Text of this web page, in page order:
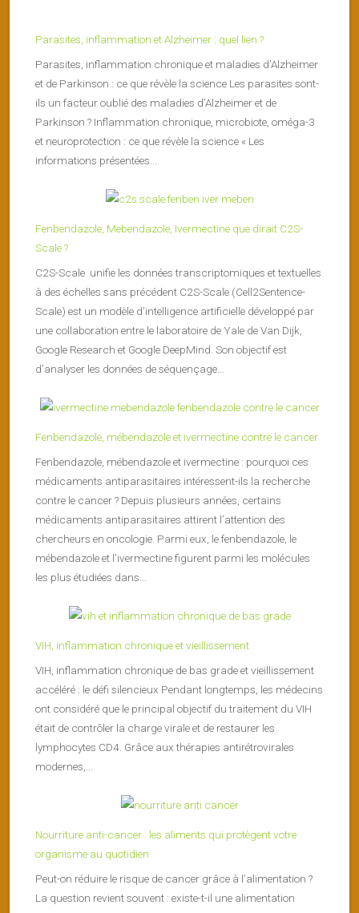
Parasites, inflammation et Alzheimer : quel lien ?
Parasites, inflammation chronique et maladies d’Alzheimer
et de Parkinson : ce que révèle la science Les parasites sont-
ils un facteur oublié des maladies d’Alzheimer et de
Parkinson ? Inflammation chronique, microbiote, oméga-3
et neuroprotection : ce que révèle la science « Les
informations présentées...
Fenbendazole, Mebendazole, Ivermectine que dirait C2S-
Scale ?
C2S-Scale unifie les données transcriptomiques et textuelles
à des échelles sans précédent C2S-Scale (Cell2Sentence-
Scale) est un modèle d’intelligence artificielle développé par
une collaboration entre le laboratoire de Yale de Van Dijk,
Google Research et Google DeepMind. Son objectif est
d’analyser les données de séquençage...
Fenbendazole, mébendazole et ivermectine contre le cancer
Fenbendazole, mébendazole et ivermectine : pourquoi ces
médicaments antiparasitaires intéressent-ils la recherche
contre le cancer ? Depuis plusieurs années, certains
médicaments antiparasitaires attirent l’attention des
chercheurs en oncologie. Parmi eux, le fenbendazole, le
mébendazole et l’ivermectine figurent parmi les molécules
les plus étudiées dans...
VIH, inflammation chronique et vieillissement
VIH, inflammation chronique de bas grade et vieillissement
accéléré : le défi silencieux Pendant longtemps, les médecins
ont considéré que le principal objectif du traitement du VIH
était de contrôler la charge virale et de restaurer les
lymphocytes CD4. Grâce aux thérapies antirétrovirales
modernes,...
Nourriture anti-cancer : les aliments qui protègent votre
organisme au quotidien
Peut-on réduire le risque de cancer grâce à l’alimentation ?
La question revient souvent : existe-t-il une alimentation